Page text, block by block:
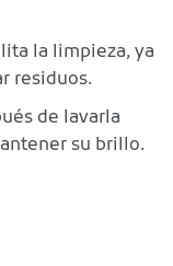
la limpieza, ya
residuos.
de lavarla
su brillo.